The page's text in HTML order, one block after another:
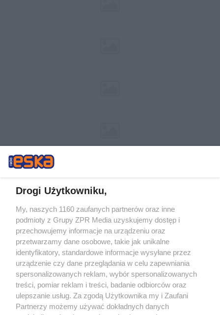
Żaden utwór zamieszczony w serwisie nie może być powielany i
rozpowszechniany lub dalej rozpowszechniany w jakikolwiek sposób (w
tym także elektroniczny lub mechaniczny) na jakimkolwiek polu
eksploatacji w jakiejkolwiek formie, włącznie z umieszczaniem w
Internecie bez pisemnej zgody właściciela praw. Jakiekolwiek użycie lub
wykorzystanie utworów w całości lub w części z naruszeniem prawa,
tzn. bez właściwej zgody, jest zabronione pod groźbą kary i może być
ścigane prawnie.
Drogi Użytkowniku,
My, naszych 1160 zaufanych partnerów oraz inne
podmioty z Grupy ZPR Media uzyskujemy dostęp i
przechowujemy informacje na urządzeniu oraz
przetwarzamy dane osobowe, takie jak unikalne
identyfikatory, standardowe informacje wysyłane przez
urządzenie czy dane przeglądania w celu zapewniania
spersonalizowanych reklam, wybór spersonalizowanych
treści, pomiar reklam i treści, badanie odbiorców oraz
ulepszanie usług. Za zgodą Użytkownika my i Zaufani
Partnerzy możemy używać dokładnych danych